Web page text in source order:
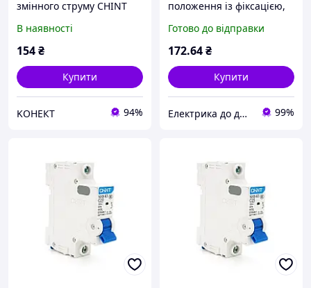
змінного струму CHINT
В наявності
154₴
Купити
KОНЕКТ 94%
положення із фіксацією,
573981
Готово до відправки
172.64₴
Купити
Електрика до дрібниць 99%